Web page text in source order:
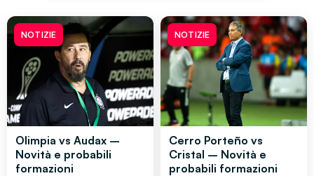
NOTIZIE
Olimpia vs Audax –
Novità e probabili
formazioni
NOTIZIE
Cerro Porteño vs
Cristal – Novità e
probabili formazioni